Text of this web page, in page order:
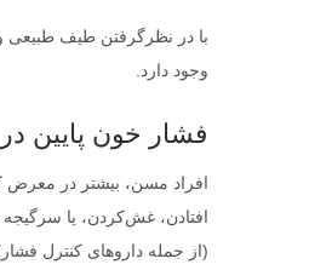
با در نظرگرفتن طیف
وجود دارد.
فشار خون پایین
افراد مسن، بیشتر در
افتادن، غش‌کردن، یا
(از جمله داروهای کنترل